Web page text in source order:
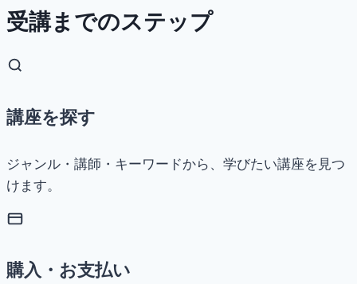
受講までのステップ
講座を探す
ジャンル・講師・キーワードから、学びたい講座を見つ
けます。
購入・お支払い